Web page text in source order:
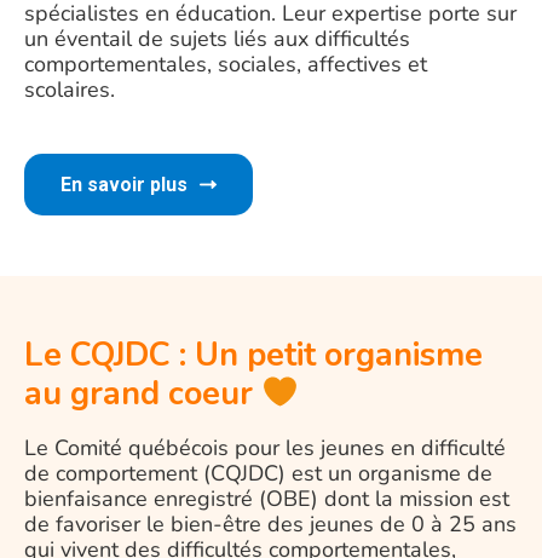
spécialistes en éducation. Leur expertise porte sur
un éventail de sujets liés aux difficultés
comportementales, sociales, affectives et
scolaires.
En savoir plus
Le CQJDC : Un petit organisme
au grand coeur
Le Comité québécois pour les jeunes en difficulté
de comportement (CQJDC) est un organisme de
bienfaisance enregistré (OBE) dont la mission est
de favoriser le bien-être des jeunes de 0 à 25 ans
qui vivent des difficultés comportementales,